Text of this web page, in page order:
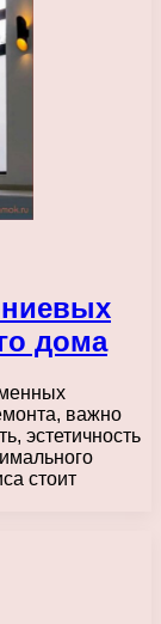
дома
важно
эстетичность
стоит